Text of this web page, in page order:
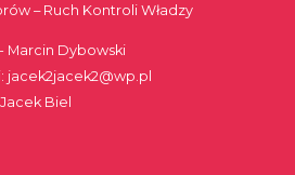
– Ruch Kontroli Władzy
Marcin Dybowski
Biel